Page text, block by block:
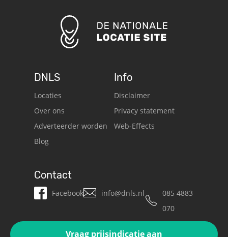
Vraag prijsindicatie aan
DNLS
Locaties
Over ons
Adverteerder worden
Blog
Info
Disclaimer
Privacy statement
Web-Effects
Contact
Facebook info@dnls.nl
085 4883
070